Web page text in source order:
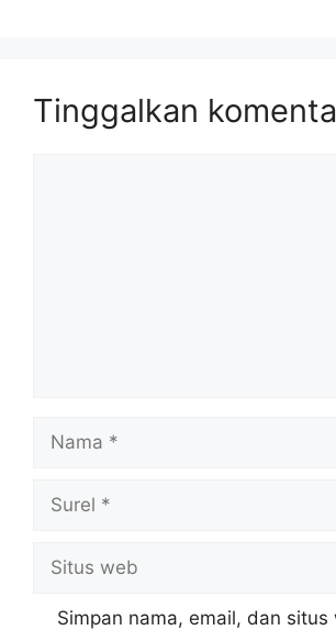
Tinggalkan
web
Simpan nama, email, dan situs